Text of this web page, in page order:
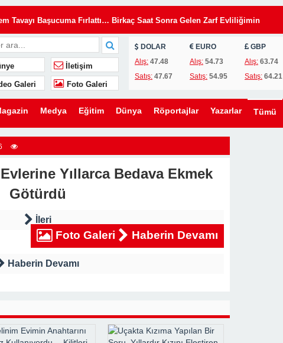
Tavayı Başucuma Fırlattı… Birkaç Saat Sonra Gelen Zarf Evliliğimin
Kullanıyordu… Kilitleri Değiştirdim, Ama Asıl Sürprizi Akşam Oğlum
Yıllardır Kızını Eleştiren Bir Annenin Hayatını Değiştirdi
Düğünümden Daha Önemli Gördü… Ama Eşimin Düğün Konuşması 200
Kovduğunu Sandı… Ama O Evin Gerçek Sahibinin Ben Olduğunu
Kaldırmak İstediler… Ama Bir Gencin Yaptığı Hareket O Gün Herkese
Kurmak İstedi… Ama Ona Hayatının En Büyük Dersini Vermeye
Etti, Ama Gerçek Çok Başkaydı
İletişim
Galeri Foto Galeri
DOLAR
Alış: 47.48
Satış: 47.67
EURO
Alış:54.73
Satış:54.95
GBP
Alış:63.74
Satış:64.21
Medya Eğitim Dünya Röportajlar Yazarlar Tümü
Evlerine Yıllarca Bedava Ekmek
Götürdü
İleri
Foto Galeri Haberin Devamı
Haberin Devamı